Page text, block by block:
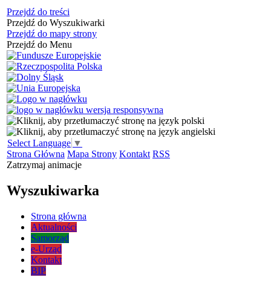
Przejdź do treści
Przejdź do Wyszukiwarki
Przejdź do mapy strony
Przejdź do Menu
Select Language ▼
Strona Główna Mapa Strony Kontakt RSS
Zatrzymaj animacje
Wyszukiwarka
Strona główna
Aktualności
Samorząd
e-Urząd
Kontakt
BIP